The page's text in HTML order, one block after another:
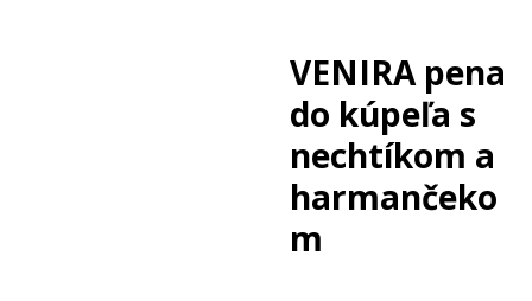
VENIRA pena
do kúpeľa s
nechtíkom a
harmančeko
m